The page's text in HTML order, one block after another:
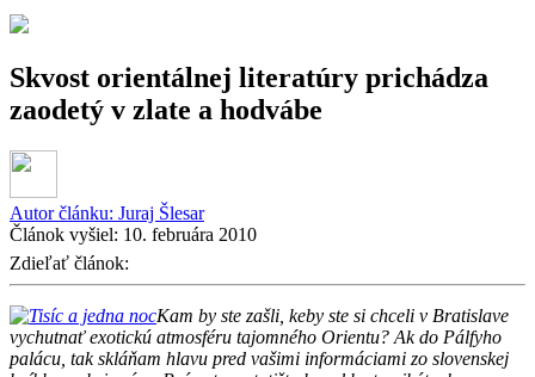
Skvost orientálnej literatúry prichádza
zaodetý v zlate a hodvábe
Autor článku: Juraj Šlesar
Článok vyšiel: 10. februára 2010
Zdieľať článok:
Kam by ste zašli, keby ste si chceli v Bratislave
vychutnať exotickú atmosféru tajomného Orientu? Ak do Pálfyho
palácu, tak skláňam hlavu pred vašimi informáciami zo slovenskej